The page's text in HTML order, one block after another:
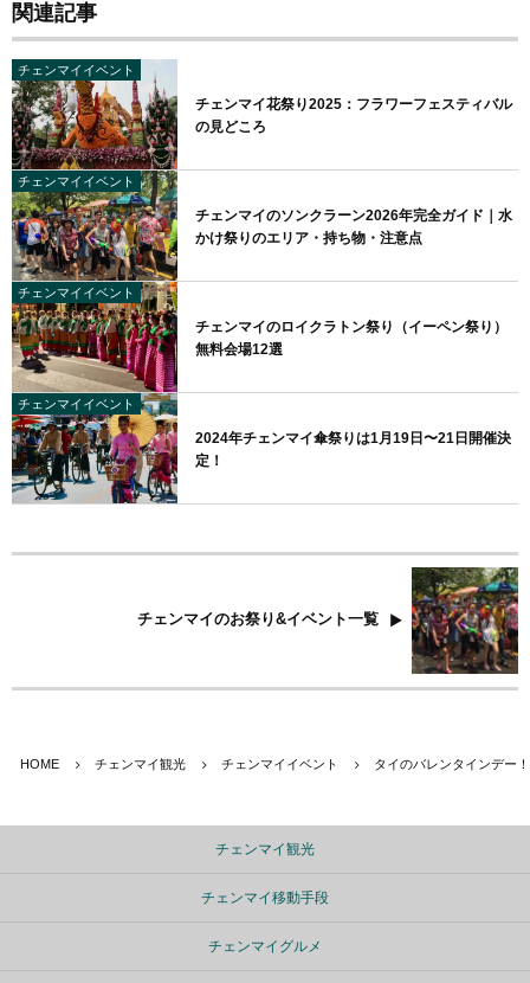
関連記事
チェンマイイベント
チェンマイ花祭り2025：フラワーフェスティバル
の見どころ
チェンマイイベント
チェンマイのソンクラーン2026年完全ガイド｜水
かけ祭りのエリア・持ち物・注意点
チェンマイイベント
チェンマイのロイクラトン祭り（イーペン祭り）
無料会場12選
チェンマイイベント
2024年チェンマイ傘祭りは1月19日〜21日開催決
定！
チェンマイのお祭り&イベント一覧
HOME チェンマイ観光 チェンマイイベント タイのバレンタインデー
チェンマイ観光
チェンマイ移動手段
チェンマイグルメ